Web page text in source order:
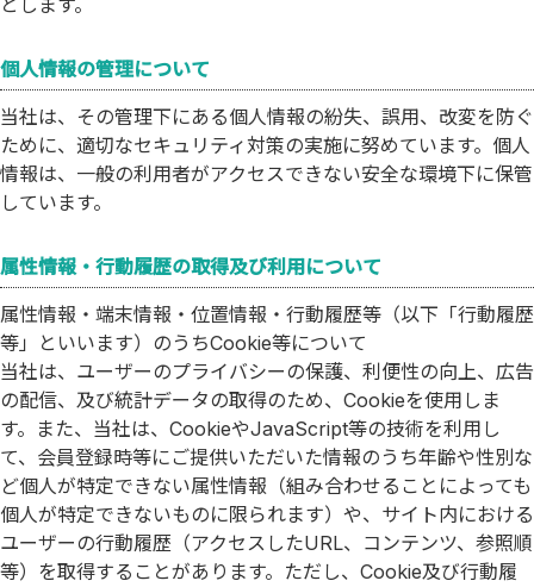
とします。
個人情報の管理について
当社は、その管理下にある個人情報の紛失、誤用、改変を防ぐ
ために、適切なセキュリティ対策の実施に努めています。個人
情報は、一般の利用者がアクセスできない安全な環境下に保管
しています。
属性情報・行動履歴の取得及び利用について
属性情報・端末情報・位置情報・行動履歴等（以下「行動履歴
等」といいます）のうちCookie等について
当社は、ユーザーのプライバシーの保護、利便性の向上、広告
の配信、及び統計データの取得のため、Cookieを使用しま
す。また、当社は、CookieやJavaScript等の技術を利用し
て、会員登録時等にご提供いただいた情報のうち年齢や性別な
ど個人が特定できない属性情報（組み合わせることによっても
個人が特定できないものに限られます）や、サイト内における
ユーザーの行動履歴（アクセスしたURL、コンテンツ、参照順
等）を取得することがあります。ただし、Cookie及び行動履